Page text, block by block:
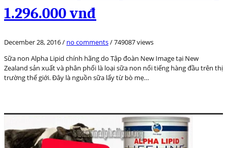
1.296.000 vnđ
December 28, 2016/ no comments/749087 views
Sữa non Alpha Lipid chính hãng do Tập đoàn New Image tại New
Zealand sản xuất và phân phối là loại sữa non nổi tiếng hàng đầu trên thị
trường thế giới. Đây là nguồn sữa lấy từ bò mẹ…